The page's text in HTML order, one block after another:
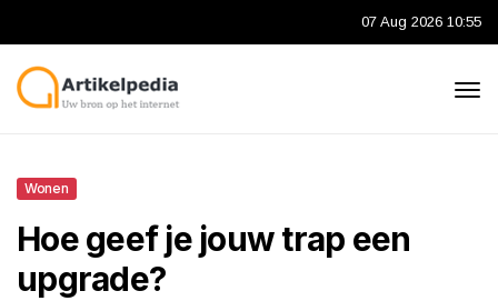
07 Aug 2026 10:55
Wonen
Hoe geef je jouw trap een
upgrade?